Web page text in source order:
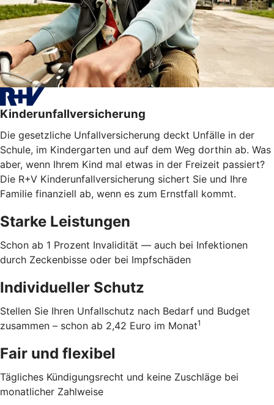
Kinderunfallversicherung
Die gesetzliche Unfallversicherung deckt Unfälle in der
Schule, im Kindergarten und auf dem Weg dorthin ab. Was
aber, wenn Ihrem Kind mal etwas in der Freizeit passiert?
Die R+V Kinderunfallversicherung sichert Sie und Ihre
Familie finanziell ab, wenn es zum Ernstfall kommt.
Starke Leistungen
Schon ab 1 Prozent Invalidität — auch bei Infektionen
durch Zeckenbisse oder bei Impfschäden
Individueller Schutz
Stellen Sie Ihren Unfallschutz nach Bedarf und Budget
zusammen – schon ab 2,42 Euro im Monat1
Fair und flexibel
Tägliches Kündigungsrecht und keine Zuschläge bei
monatlicher Zahlweise